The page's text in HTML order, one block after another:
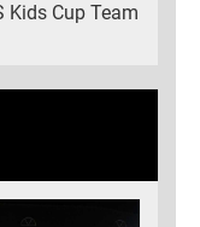
Kids Cup Team